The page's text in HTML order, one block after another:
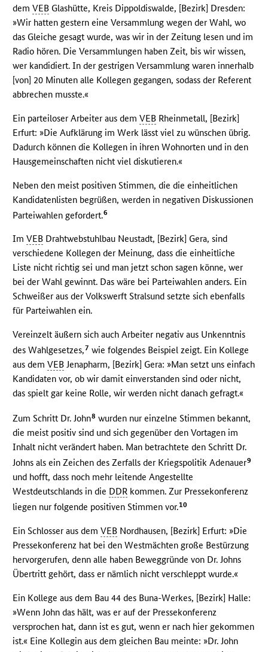
demVEB Glashütte, Kreis Dippoldiswalde, [Bezirk] Dresden:
»Wir hatten gestern eine Versammlung wegen der Wahl, wo
das Gleiche gesagt wurde, was wir in der Zeitung lesen und im
Radio hören. Die Versammlungen haben Zeit, bis wir wissen,
wer kandidiert. In der gestrigen Versammlung waren innerhalb
[von] 20 Minuten alle Kollegen gegangen, sodass der Referent
abbrechen musste.«
Ein parteiloser Arbeiter aus demVEB Rheinmetall, [Bezirk]
Erfurt: »Die Aufklärung im Werk lässt viel zu wünschen übrig.
Dadurch können die Kollegen in ihren Wohnorten und in den
Hausgemeinschaften nicht viel diskutieren.«
Neben den meist positiven Stimmen, die die einheitlichen
Kandidatenlisten begrüßen, werden in negativen Diskussionen
Parteiwahlen gefordert.6
ImVEB Drahtwebstuhlbau Neustadt, [Bezirk] Gera, sind
verschiedene Kollegen der Meinung, dass die einheitliche
Liste nicht richtig sei und man jetzt schon sagen könne, wer
bei der Wahl gewinnt. Das wäre bei Parteiwahlen anders. Ein
Schweißer aus der Volkswerft Stralsund setzte sich ebenfalls
für Parteiwahlen ein.
Vereinzelt äußern sich auch Arbeiter negativ aus Unkenntnis
des Wahlgesetzes,7 wie folgendes Beispiel zeigt. Ein Kollege
aus demVEB Jenapharm, [Bezirk] Gera: »Man setzt uns einfach
Kandidaten vor, ob wir damit einverstanden sind oder nicht,
das spielt gar keine Rolle, wir werden nicht danach gefragt.«
Zum Schritt Dr. John8 wurden nur einzelne Stimmen bekannt,
die meist positiv sind und sich gegenüber den Vortagen im
Inhalt nicht verändert haben. Man betrachtete den Schritt Dr.
Johns als ein Zeichen des Zerfalls der Kriegspolitik Adenauer9
und hofft, dass noch mehr leitende Angestellte
Westdeutschlands in die DDR kommen. Zur Pressekonferenz
liegen nur folgende positiven Stimmen vor.10
Ein Schlosser aus demVEB Nordhausen, [Bezirk] Erfurt: »Die
Pressekonferenz hat bei den Westmächten große Bestürzung
hervorgerufen, denn alle haben Beweggründe von Dr. Johns
Übertritt gehört, dass er nämlich nicht verschleppt wurde.«
Ein Kollege aus dem Bau 44 des Buna-Werkes, [Bezirk] Halle:
»Wenn John das hält, was er auf der Pressekonferenz
versprochen hat, dann ist es gut, wenn er nach hier gekommen
ist.« Eine Kollegin aus dem gleichen Bau meinte: »Dr. John